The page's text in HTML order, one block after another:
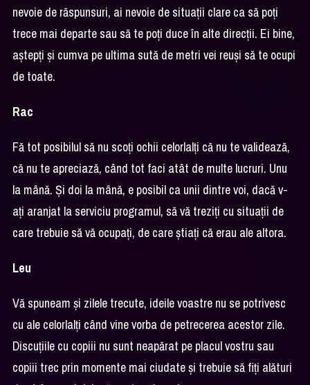
nevoie de răspunsuri, ai nevoie de situații clare ca să poți
trece mai departe sau să te poți duce în alte direcții. Ei bine,
aștepți și cumva pe ultima sută de metri vei reuși să te ocupi
de toate.
Rac
Fă tot posibilul să nu scoți ochii celorlalți că nu te validează,
că nu te apreciază, când tot faci atât de multe lucruri. Unu
la mână. Și doi la mână, e posibil ca unii dintre voi, dacă v-
ați aranjat la serviciu programul, să vă treziți cu situații de
care trebuie să vă ocupați, de care știați că erau ale altora.
Leu
Vă spuneam și zilele trecute, ideile voastre nu se potrivesc
cu ale celorlalți când vine vorba de petrecerea acestor zile.
Discuțiile cu copiii nu sunt neapărat pe placul vostru sau
copiii trec prin momente mai ciudate și trebuie să fiți alături